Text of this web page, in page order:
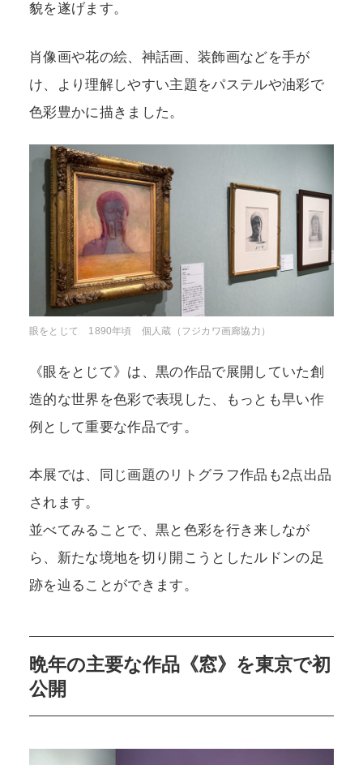
貌を遂げます。
肖像画や花の絵、神話画、装飾画などを手が
け、より理解しやすい主題をパステルや油彩で
色彩豊かに描きました。
眼をとじて 1890年頃 個人蔵（フジカワ画廊協力）
《眼をとじて》は、黒の作品で展開していた創
造的な世界を色彩で表現した、もっとも早い作
例として重要な作品です。
本展では、同じ画題のリトグラフ作品も2点出品
されます。
並べてみることで、黒と色彩を行き来しなが
ら、新たな境地を切り開こうとしたルドンの足
跡を辿ることができます。
晩年の主要な作品《窓》を東京で初
公開